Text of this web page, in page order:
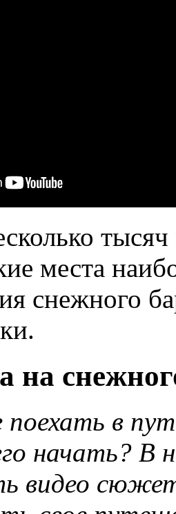
места
снежного
на
в
начать?
видео